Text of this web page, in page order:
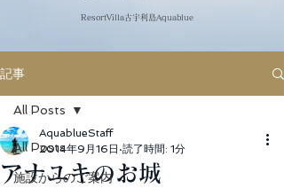
​ResortVilla古宇利島Aquablue
記事
All Posts
施設からのご案内
All Posts
アナユキのお城
AquablueStaff
2014年9月16日 読了時間: 1分